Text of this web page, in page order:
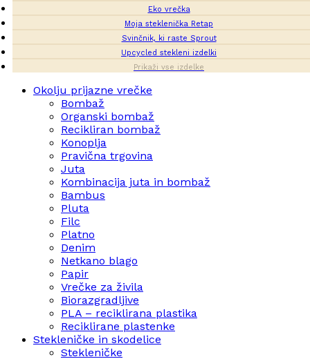
Eko vrečka
Moja steklenička Retap
Svinčnik, ki raste Sprout
Upcycled stekleni izdelki
Prikaži vse izdelke
Okolju prijazne vrečke
Bombaž
Organski bombaž
Recikliran bombaž
Konoplja
Pravična trgovina
Juta
Kombinacija juta in bombaž
Bambus
Pluta
Filc
Platno
Denim
Netkano blago
Papir
Vrečke za živila
Biorazgradljive
PLA – reciklirana plastika
Reciklirane plastenke
Stekleničke in skodelice
Stekleničke